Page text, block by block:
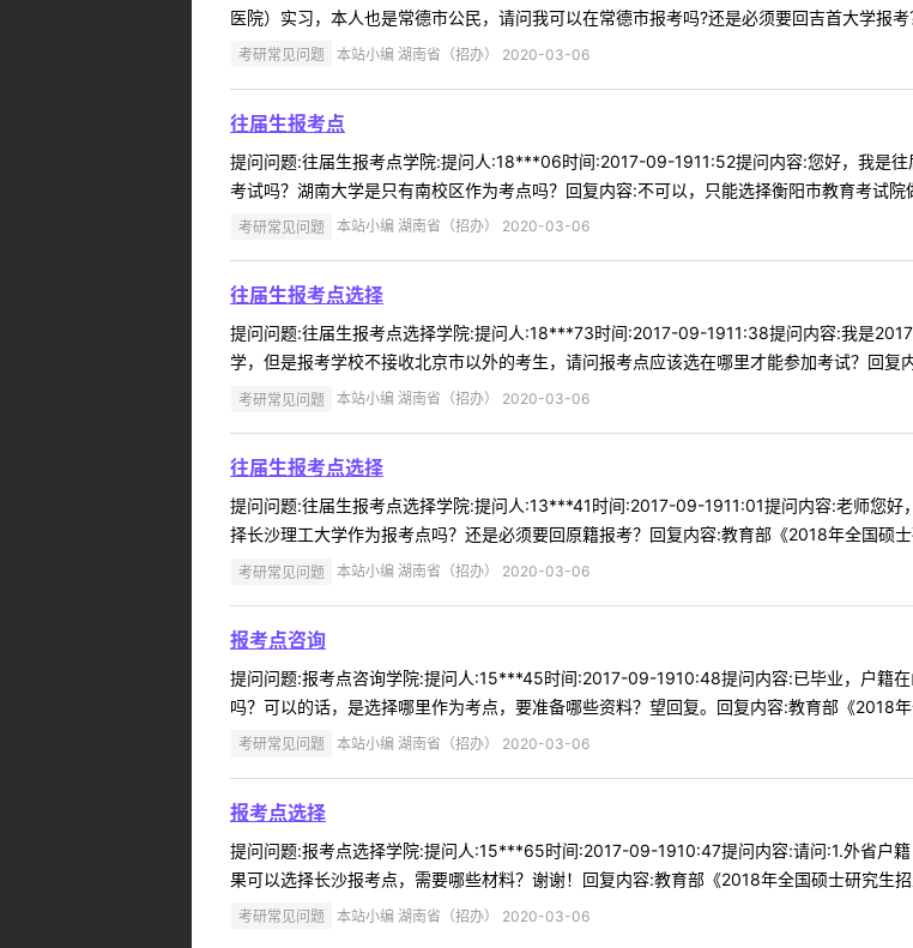
医院）实习，本人也是常德市公民，请问我可以在常德市报考吗?还是必须要回吉首大学报
考研常见问题 本站小编 湖南省（招办） 2020-03-06
往届生报考点
提问问题:往届生报考点学院:提问人:18***06时间:2017-09-1911:52提问内容:您好，我是
考试吗？湖南大学是只有南校区作为考点吗？回复内容:不可以，只能选择衡阳市教育考试院
考研常见问题 本站小编 湖南省（招办） 2020-03-06
往届生报考点选择
提问问题:往届生报考点选择学院:提问人:18***73时间:2017-09-1911:38提问内容:我是
学，但是报考学校不接收北京市以外的考生，请问报考点应该选在哪里才能参加考试？回复
考研常见问题 本站小编 湖南省（招办） 2020-03-06
往届生报考点选择
提问问题:往届生报考点选择学院:提问人:13***41时间:2017-09-1911:01提问内容:老师您
择长沙理工大学作为报考点吗？还是必须要回原籍报考？回复内容:教育部《2018年全国硕
考研常见问题 本站小编 湖南省（招办） 2020-03-06
报考点咨询
提问问题:报考点咨询学院:提问人:15***45时间:2017-09-1910:48提问内容:已毕业，户籍
吗？可以的话，是选择哪里作为考点，要准备哪些资料？望回复。回复内容:教育部《2018
考研常见问题 本站小编 湖南省（招办） 2020-03-06
报考点选择
提问问题:报考点选择学院:提问人:15***65时间:2017-09-1910:47提问内容:请问:1.外省户
果可以选择长沙报考点，需要哪些材料？谢谢！回复内容:教育部《2018年全国硕士研究生
考研常见问题 本站小编 湖南省（招办） 2020-03-06